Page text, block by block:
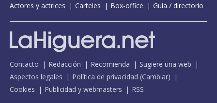
Actores y actrices
Carteles Box-office Guía / directorio
Contacto Redacción Recomienda
Sugiere una web
Aspectos legales
Política de privacidad (Cambiar)
Cookies
Publicidad y webmasters RSS